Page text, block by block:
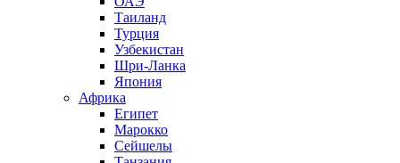
Таиланд
Турция
Узбекистан
Шри-Ланка
Япония
Африка
Египет
Марокко
Сейшелы